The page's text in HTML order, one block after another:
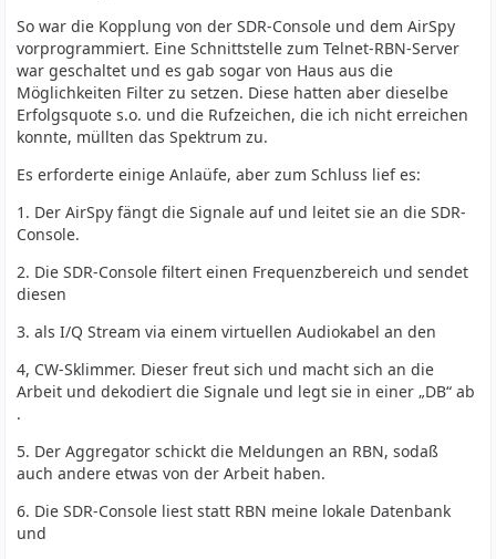
So war die Kopplung von der SDR-Console und dem AirSpy
vorprogrammiert. Eine Schnittstelle zum Telnet-RBN-Server
war geschaltet und es gab sogar von Haus aus die
Möglichkeiten Filter zu setzen. Diese hatten aber dieselbe
Erfolgsquote s.o. und die Rufzeichen, die ich nicht erreichen
konnte, müllten das Spektrum zu.
Es erforderte einige Anlaüfe, aber zum Schluss lief es:
1. Der AirSpy fängt die Signale auf und leitet sie an die SDR-
Console.
2. Die SDR-Console filtert einen Frequenzbereich und sendet
diesen
3. als I/Q Stream via einem virtuellen Audiokabel an den
4, CW-Sklimmer. Dieser freut sich und macht sich an die
Arbeit und dekodiert die Signale und legt sie in einer „DB“ ab
.
5. Der Aggregator schickt die Meldungen an RBN, sodaß
auch andere etwas von der Arbeit haben.
6. Die SDR-Console liest statt RBN meine lokale Datenbank
und